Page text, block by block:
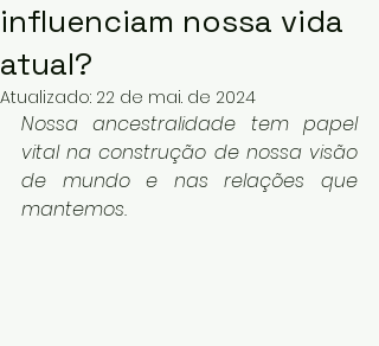
influenciam nossa vida
atual?
Atualizado: 22 de mai. de 2024
Nossa ancestralidade tem papel
vital na construção de nossa visão
de mundo e nas relações que
mantemos.